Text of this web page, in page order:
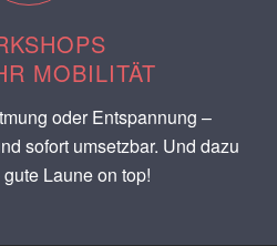
MOBILITÄT
oder Entspannung –
sofort umsetzbar. Und dazu
Laune on top!